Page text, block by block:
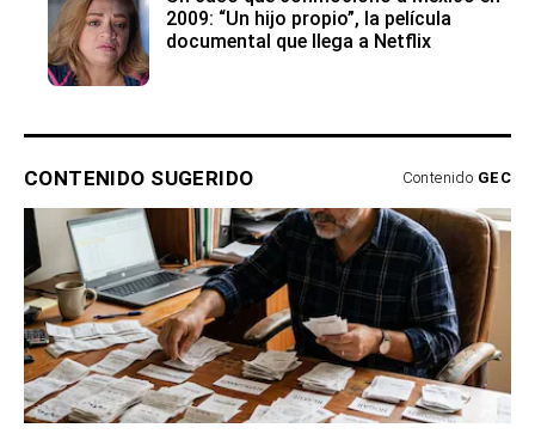
2009: “Un hijo propio”, la película
documental que llega a Netflix
CONTENIDO SUGERIDO Contenido GEC